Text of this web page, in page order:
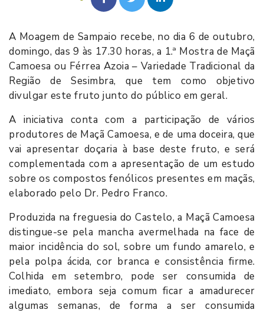
A Moagem de Sampaio recebe, no dia 6 de outubro,
domingo, das 9 às 17.30 horas, a 1.ª Mostra de Maçã
Camoesa ou Férrea Azoia – Variedade Tradicional da
Região de Sesimbra, que tem como objetivo
divulgar este fruto junto do público em geral.
A iniciativa conta com a participação de vários
produtores de Maçã Camoesa, e de uma doceira, que
vai apresentar doçaria à base deste fruto, e será
complementada com a apresentação de um estudo
sobre os compostos fenólicos presentes em maçãs,
elaborado pelo Dr. Pedro Franco.
Produzida na freguesia do Castelo, a Maçã Camoesa
distingue-se pela mancha avermelhada na face de
maior incidência do sol, sobre um fundo amarelo, e
pela polpa ácida, cor branca e consistência firme.
Colhida em setembro, pode ser consumida de
imediato, embora seja comum ficar a amadurecer
algumas semanas, de forma a ser consumida